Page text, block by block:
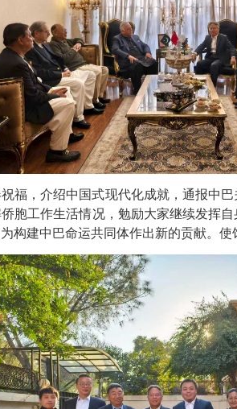
福，介绍中国式现代化成就，通报中
胞工作生活情况，勉励大家继续发挥
构建中巴命运共同体作出新的贡献。